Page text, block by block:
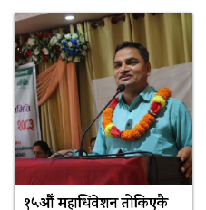
१५औँ महाधिवेशन तोकिएकै